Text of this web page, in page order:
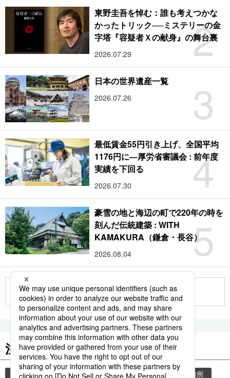
2
東野圭吾を悼む：誰も考えつかな
かったトリック──ミステリーの金
字塔『容疑者Ｘの献身』の舞台裏
2026.07.29
3
日本の世界遺産一覧
2026.07.26
4
最低賃金55円引き上げ、全国平均
1176円に―厚労省審議会 : 前年度
実績を下回る
2026.07.30
5
豪雪の地と海辺の町で220年の時を
刻んだ伝統建築 : WITH
KAMAKURA（鎌倉・長谷）
2026.08.04
もっと見る
注目のキーワード
共同通信ニュース 気象・災害 災害 避難所